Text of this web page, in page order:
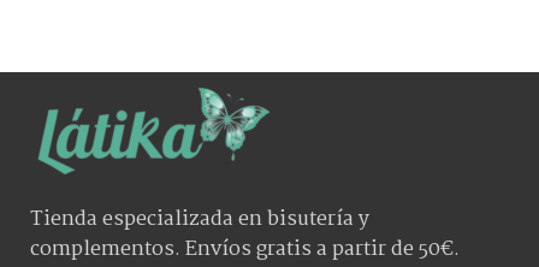
Tienda especializada en bisutería y
complementos. Envíos gratis a partir de 50€.